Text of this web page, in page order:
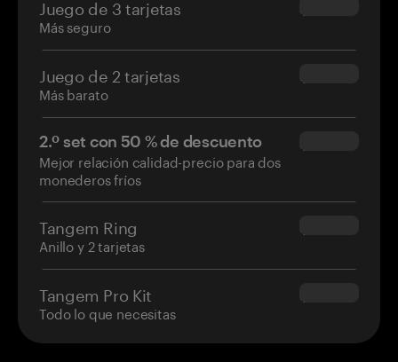
Juego de 3 tarjetas
Más seguro
$69.90
Juego de 2 tarjetas
Más barato
$54.90
2.º set con 50 % de descuento
Mejor relación calidad-precio para dos
monederos fríos
$34.95
Tangem Ring
Anillo y 2 tarjetas
$160.00
Tangem Pro Kit
Todo lo que necesitas
$180.00